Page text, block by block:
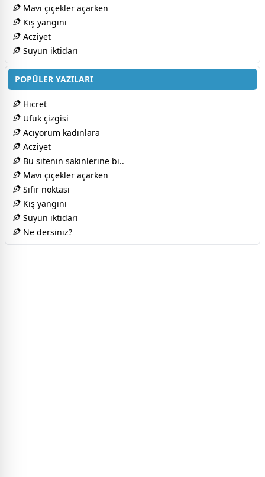
Mavi çiçekler açarken
Kış yangını
Acziyet
Suyun iktidarı
POPÜLER YAZILARI
Hicret
Ufuk çizgisi
Acıyorum kadınlara
Acziyet
Bu sitenin sakinlerine bi..
Mavi çiçekler açarken
Sıfır noktası
Kış yangını
Suyun iktidarı
Ne dersiniz?